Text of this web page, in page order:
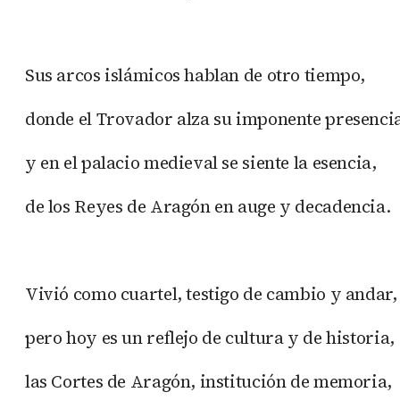
Sus arcos islámicos hablan de otro tiempo,
donde el Trovador alza su imponente
y en el palacio medieval se siente la esencia,
de los Reyes de Aragón en auge y decadencia.
Vivió como cuartel, testigo de cambio y andar,
pero hoy es un reflejo de cultura y de historia,
las Cortes de Aragón, institución de memoria,